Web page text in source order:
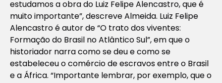
estudamos a obra do Luiz Felipe Alencastro, que é
muito importante”, descreve Almeida. Luiz Felipe
Alencastro é autor de “O trato dos viventes:
Formação do Brasil no Atlântico Sul”, em que o
historiador narra como se deu e como se
estabeleceu o comércio de escravos entre o Brasil
e a África. “Importante lembrar, por exemplo, que o